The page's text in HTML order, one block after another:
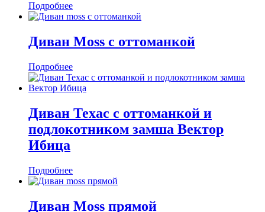
Подробнее
Диван Moss с оттоманкой
Подробнее
Диван Техас с оттоманкой и
подлокотником замша Вектор
Ибица
Подробнее
Диван Moss прямой